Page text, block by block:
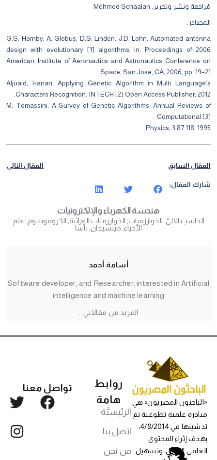
مُراجعة ونشر وتحرير: Mehmed Schaalan
المصادر:
G.S. Hornby, A. Globus, D.S. Linden, J.D. Lohn, Automated antenna
design with evolutionary [1] algorithms, in: Proceedings of 2006
American Institute of Aeronautics and Astronautics Conference on
Space, San Jose, CA, 2006, pp. 19–21.
Aljuaid, Hanan. Applying Genetic Algorithm in Multi Language’s
Characters Recognition. INTECH [2] Open Access Publisher, 2012.‏
M. Tomassini. A Survey of Genetic Algorithms. Annual Reviews of
Computational [3]
Physics, 3:87 118, 1995.
المقال السابق المقال التالي
شارك المقال:
هندسة الكهرباء والإلكترونيات
الحاسب الآليّ الخوارزميات الخوارزميات الوراثية الكروموسوم علم
الأحياء ميتشيجان ناسا
أسامة أحمد
Software developer, and Researcher, interested in Artificial
intelligence and machine learning
المزيد من مقالاتي ..
«الباحثون المصريون» هي
مبادرة علمية تطوعية تم
تدشينها في 4/8/2014،
بهدف إثراء المحتوى
العلمي العربي، وتسهيل
روابط
هامة
الرئيسيَّة
اتصل بنا
من نحن
تواصل معنا